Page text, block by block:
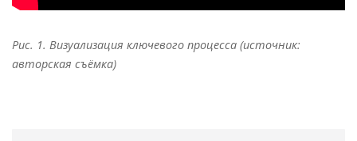
Рис. 1. Визуализация ключевого процесса (источник:
авторская съёмка)